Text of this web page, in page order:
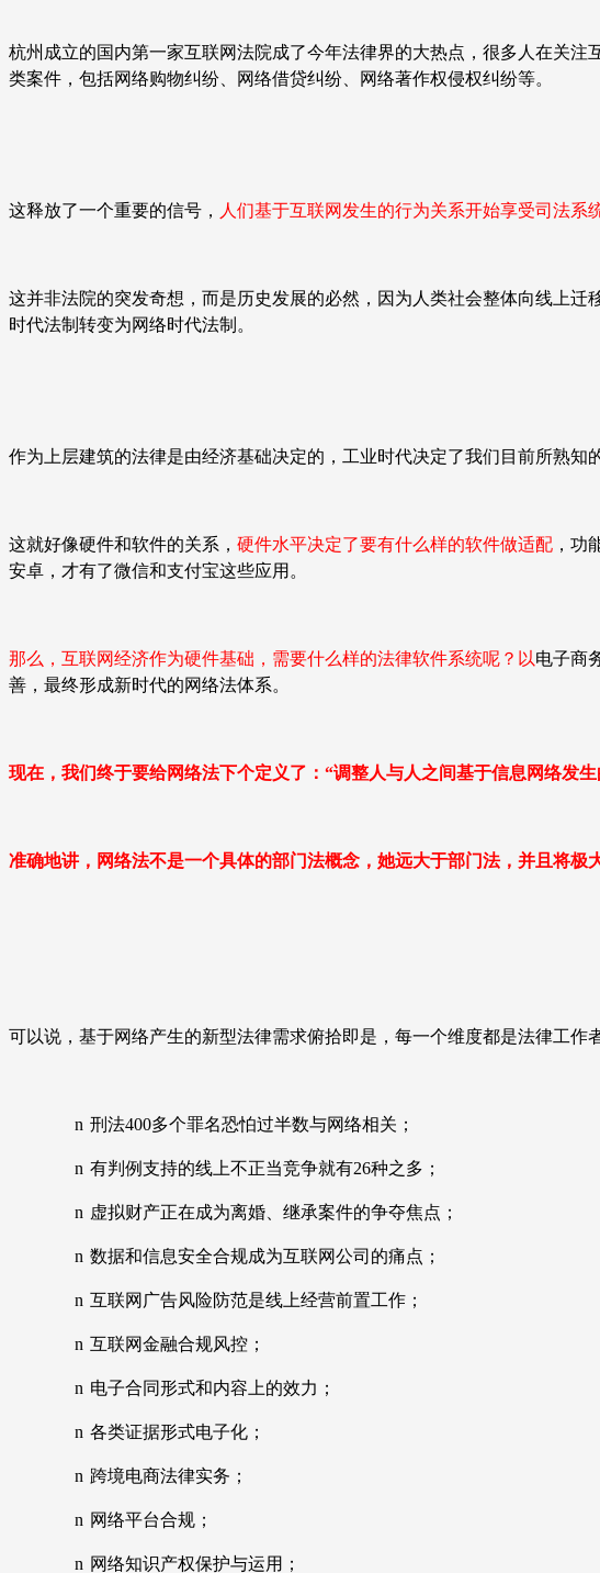
杭州成立的国内第一家互联网法院成了今年法律界的大热点，很多人在关
类案件，包括网络购物纠纷、网络借贷纠纷、网络著作权侵权纠纷等。
这释放了一个重要的信号， 人们基于互联网发生的行为关系开始享受司法系
这并非法院的突发奇想，而是历史发展的必然，因为人类社会整体向线上
时代法制转变为网络时代法制。
作为上层建筑的法律是由经济基础决定的，工业时代决定了我们目前所熟知
这就好像硬件和软件的关系， 硬件水平决定了要有什么样的软件做适配 ，功
安卓，才有了微信和支付宝这些应用。
那么，互联网经济作为硬件基础，需要什么样的法律软件系统呢？以电子商
善，最终形成新时代的网络法体系。
现在，我们终于要给网络法下个定义了： “调整人与人之间基于信息网络发
准确地讲，网络法不是一个具体的部门法概念，她远大于部门法，并且将极
可以说，基于网络产生的新型法律需求俯拾即是，每一个维度都是法律工作
n 刑法400多个罪名恐怕过半数与网络相关；
n 有判例支持的线上不正当竞争就有26种之多；
n 虚拟财产正在成为离婚、继承案件的争夺焦点；
n 数据和信息安全合规成为互联网公司的痛点；
n 互联网广告风险防范是线上经营前置工作；
n 互联网金融合规风控；
n 电子合同形式和内容上的效力；
n 各类证据形式电子化；
n 跨境电商法律实务；
n 网络平台合规；
n 网络知识产权保护与运用；